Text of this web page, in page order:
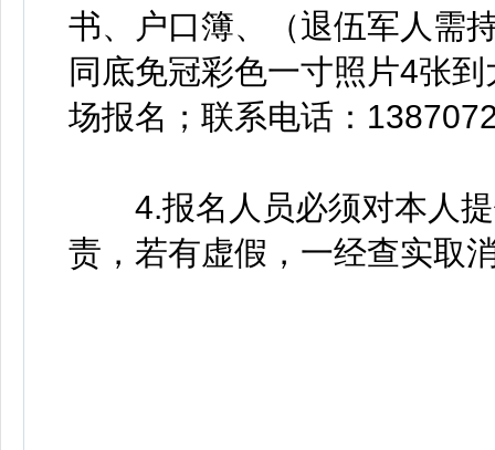
书、户口簿、（退伍军人需
同底免冠彩色一寸照片4张
场报名；联系电话：
4.报名人员必须对本人提
责，若有虚假，一经查实取